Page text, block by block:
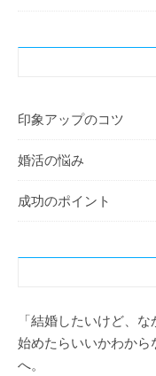
印象アップのコツ
婚活の悩み
成功のポイント
「結婚したいけど、
始めたらいいかわから
へ。